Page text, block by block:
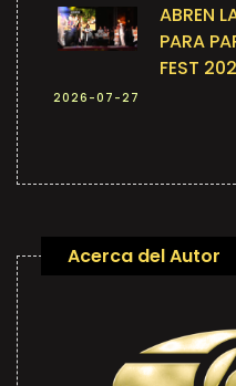
ABREN
PARA
FEST
2026-07-27
Acerca del Autor